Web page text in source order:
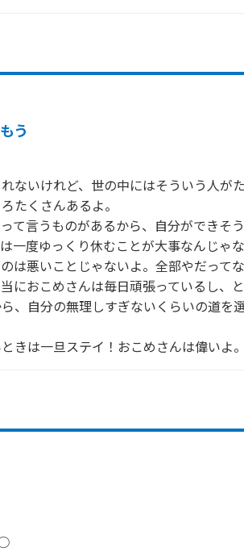
う
ないけれど、世の中にはそういう人が
たくさんあるよ。
て言うものがあるから、自分ができそ
一度ゆっくり休むことが大事なんじゃ
は悪いことじゃないよ。全部やだって
におこめさんは毎日頑張っているし、
、自分の無理しすぎないくらいの道を
きは一旦ステイ！おこめさんは偉いよ。